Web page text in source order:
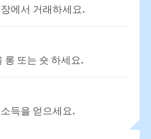
에서 거래하세요.
롱 또는 숏 하세요.
득을 얻으세요.